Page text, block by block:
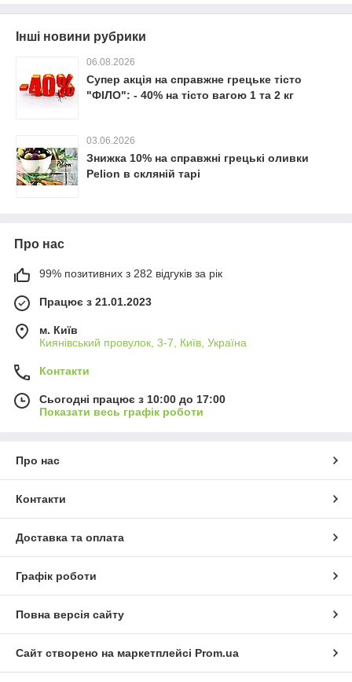
Інші новини рубрики
06.08.2026
Супер акція на справжне грецьке тісто
"ФІЛО": - 40% на тісто вагою 1 та 2 кг
03.06.2026
Знижка 10% на справжні грецькі оливки
Pelion в скляній тарі
Про нас
99% позитивних з 282 відгуків за рік
Працює з 21.01.2023
м. Київ
Киянівський провулок, 3-7, Київ, Україна
Контакти
Сьогодні працює з 10:00 до 17:00
Показати весь графік роботи
Про нас
Контакти
Доставка та оплата
Графік роботи
Повна версія сайту
Сайт створено на маркетплейсі Prom.ua